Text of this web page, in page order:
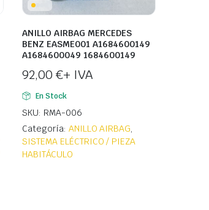
ANILLO AIRBAG MERCEDES
BENZ EASME001 A1684600149
A1684600049 1684600149
92,00 €+ IVA
En Stock
SKU: RMA-006
Categoría: ANILLO AIRBAG,
SISTEMA ELÉCTRICO / PIEZA
HABITÁCULO